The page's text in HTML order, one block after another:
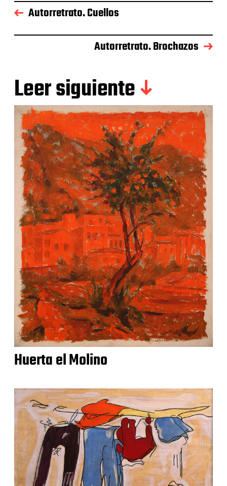
Autorretrato. Cuellos
Autorretrato. Brochazos
Leer siguiente
Huerta el Molino